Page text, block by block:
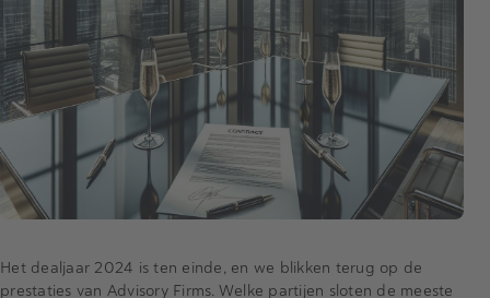
Het dealjaar 2024 is ten einde, en we blikken terug op de
prestaties van Advisory Firms. Welke partijen sloten de meeste